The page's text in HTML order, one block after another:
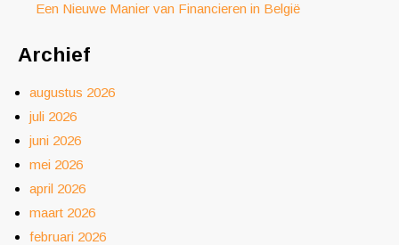
Een Nieuwe Manier van Financieren in België
Archief
augustus 2026
juli 2026
juni 2026
mei 2026
april 2026
maart 2026
februari 2026